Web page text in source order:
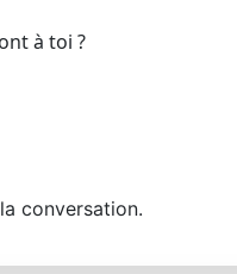
à toi ?
conversation.